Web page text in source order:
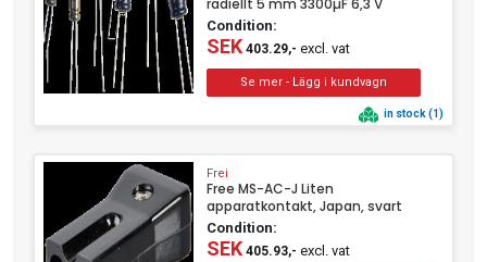
radiellt 5 mm 3300µF 6,3 V
Condition:
SEK403.29,- excl. vat
in stock (1)
Frei
Free MS-AC-J Liten
apparatkontakt, Japan, svart
Condition:
SEK405.93,- excl. vat